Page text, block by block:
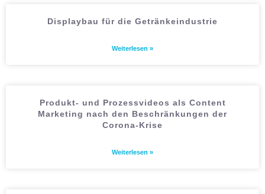
Displaybau für die Getränkeindustrie
Weiterlesen »
Produkt- und Prozessvideos als Content
Marketing nach den Beschränkungen der
Corona-Krise
Weiterlesen »